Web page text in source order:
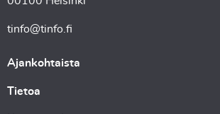
tinfo@tinfo.fi
Ajankohtaista
Tietoa